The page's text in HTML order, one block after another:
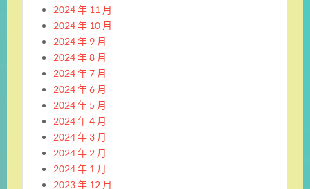
2024 年 11 月
2024 年 10 月
2024 年 9 月
2024 年 8 月
2024 年 7 月
2024 年 6 月
2024 年 5 月
2024 年 4 月
2024 年 3 月
2024 年 2 月
2024 年 1 月
2023 年 12 月